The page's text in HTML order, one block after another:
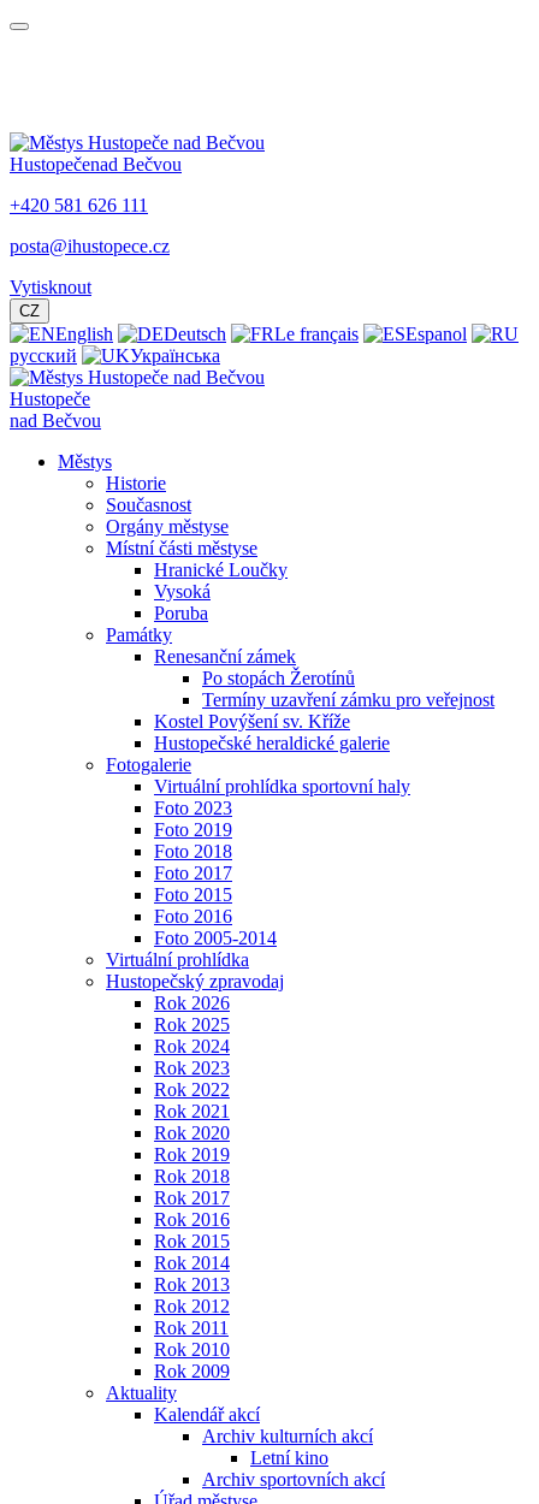
Hustopečenad Bečvou
+420 581 626 111
posta@ihustopece.cz
Vytisknout
CZ
English Deutsch Le français
Espanol
русский
Українська
Hustopeče
nad Bečvou
Městys
Historie
Současnost
Orgány městyse
Místní části městyse
Hranické Loučky
Vysoká
Poruba
Památky
Renesanční zámek
Po stopách Žerotínů
Termíny uzavření zámku pro veřejnost
Kostel Povýšení sv. Kříže
Hustopečské heraldické galerie
Fotogalerie
Virtuální prohlídka sportovní haly
Foto 2023
Foto 2019
Foto 2018
Foto 2017
Foto 2015
Foto 2016
Foto 2005-2014
Virtuální prohlídka
Hustopečský zpravodaj
Rok 2026
Rok 2025
Rok 2024
Rok 2023
Rok 2022
Rok 2021
Rok 2020
Rok 2019
Rok 2018
Rok 2017
Rok 2016
Rok 2015
Rok 2014
Rok 2013
Rok 2012
Rok 2011
Rok 2010
Rok 2009
Aktuality
Kalendář akcí
Archiv kulturních akcí
Letní kino
Archiv sportovních akcí